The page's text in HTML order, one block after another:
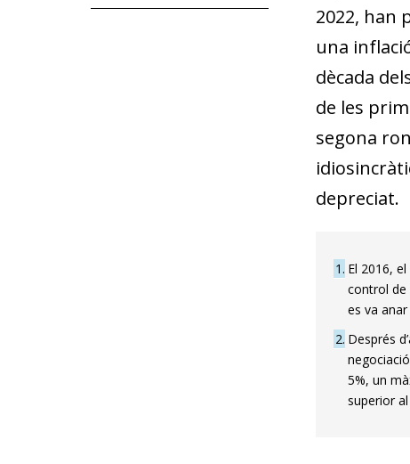
2022, han
una
dècada
de les
segona
depreciat.
1 El 2016,
control de
es va
2 Després
5%, un
superior al